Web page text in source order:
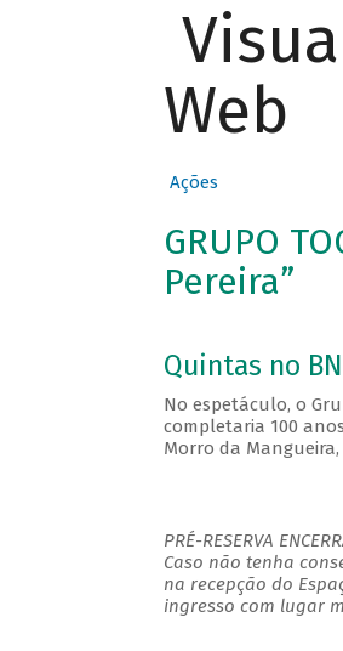
Web
Ações
GRUPO
Pereira”
Quintas no
No espetáculo, o
completaria 100
Morro da
PRÉ-RESERVA
Caso não tenha
na recepção do
ingresso com lugar